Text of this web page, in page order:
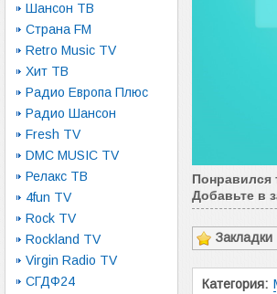
Шансон ТВ
Страна FM
Retro Music TV
Хит ТВ
Радио Европа Плюс
Радио Шансон
Fresh TV
DMC MUSIC TV
Релакс ТВ
4fun TV
Rock TV
Rockland TV
Virgin Radio TV
СГДФ24
Понравился
Добавьте в
Закладки
Категория: